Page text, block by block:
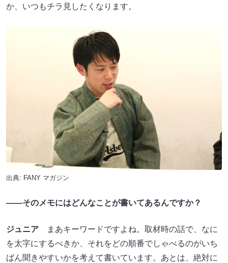
か、いつもチラ見したくなります。
出典: FANY マガジン
――そのメモにはどんなことが書いてあるんですか？
ジュニア
まあキーワードですよね。取材時の話で、なに
を太字にするべきか、それをどの順番でしゃべるのがいち
ばん聞きやすいかを考えて書いています。あとは、絶対に